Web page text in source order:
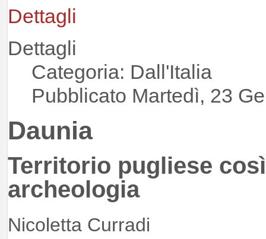
Dettagli
Dettagli
Categoria: Dall'Italia
Pubblicato Martedì, 23
Daunia
Territorio pugliese
archeologia
Nicoletta Curradi